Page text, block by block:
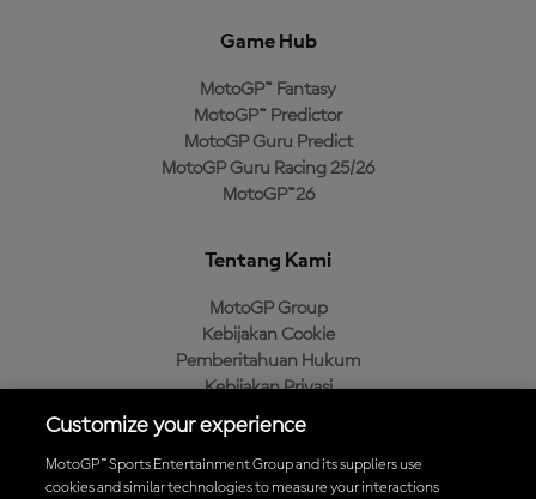
Game Hub
MotoGP™ Fantasy
MotoGP™ Predictor
MotoGP Guru Predict
MotoGP Guru Racing 25/26
MotoGP™26
Tentang Kami
MotoGP Group
Kebijakan Cookie
Pemberitahuan Hukum
Kebijakan Privasi
Kebijakan Pembelian
Customize your experience
MotoGP™ Sports Entertainment Group and its suppliers use
cookies and similar technologies to measure your interactions